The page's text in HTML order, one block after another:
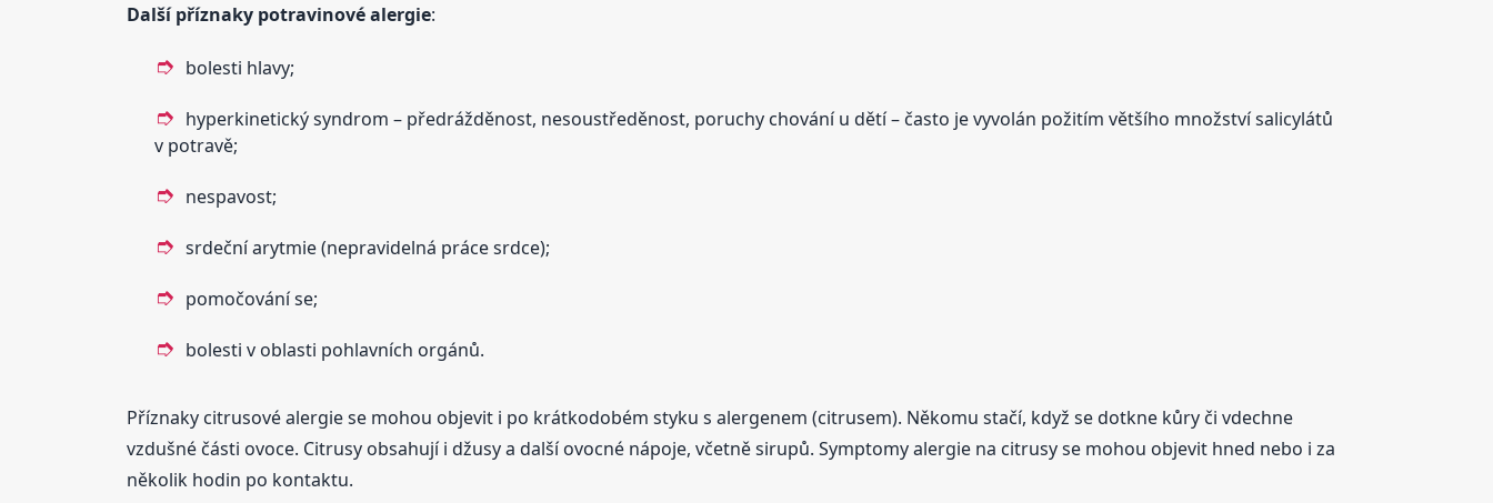
Další příznaky potravinové alergie:
bolesti hlavy;
hyperkinetický syndrom – předrážděnost, nesoustředěnost, poruchy chování u dětí – často je vyvolán požitím většího množství salicylátů
v potravě;
nespavost;
srdeční arytmie (nepravidelná práce srdce);
pomočování se;
bolesti v oblasti pohlavních orgánů.
Příznaky citrusové alergie se mohou objevit i po krátkodobém styku s alergenem (citrusem). Někomu stačí, když se dotkne kůry či vdechne
vzdušné části ovoce. Citrusy obsahují i džusy a další ovocné nápoje, včetně sirupů. Symptomy alergie na citrusy se mohou objevit hned nebo i za
několik hodin po kontaktu.